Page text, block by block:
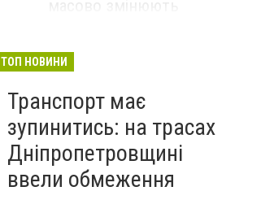
ТОП НОВИНИ
Транспорт має
зупинитись: на трасах
Дніпропетровщині
ввели обмеження